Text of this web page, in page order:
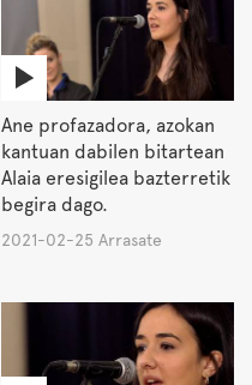
Ane profazadora, azokan
kantuan dabilen bitartean
Alaia eresigilea bazterretik
begira dago.
2021-02-25 Arrasate